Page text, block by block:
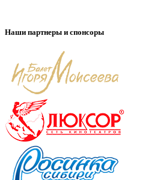
Наши партнеры и спонсоры